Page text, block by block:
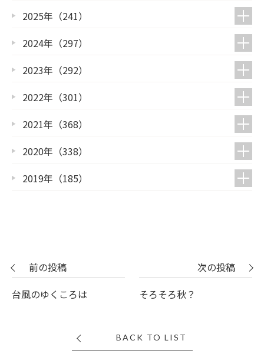
2025年（241）
2024年（297）
2023年（292）
2022年（301）
2021年（368）
2020年（338）
2019年（185）
前の投稿
台風のゆくころは
次の投稿
そろそろ秋？
BACK TO LIST